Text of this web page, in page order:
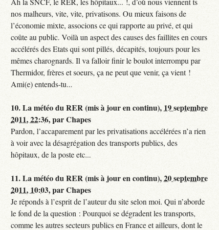
nos malheurs, vite, vite, privatisons. Ou mieux faisons de
l’économie mixte, associons ce qui rapporte au privé, et qui
coûte au public. Voilà un aspect des causes des faillites en cours
accélérés des Etats qui sont pillés, décapités, toujours pour les
mêmes charognards. Il va falloir finir le boulot interrompu par
Thermidor, frères et soeurs, ça ne peut que venir, ça vient !
Ami(e) entends-tu...
10.La météo du RER (mis à jour en continu), 19 septembre
2011, 22:36,parChapes
Pardon, l’accaparement par les privatisations accélérées n’a rien
à voir avec la désagrégation des transports publics, des
hôpitaux, de la poste etc...
11.La météo du RER (mis à jour en continu),20 septembre
2011, 10:03,parChapes
Je réponds à l’esprit de l’auteur du site selon moi. Qui n’aborde
le fond de la question : Pourquoi se dégradent les transports,
comme les autres secteurs publics en France et ailleurs, dont le